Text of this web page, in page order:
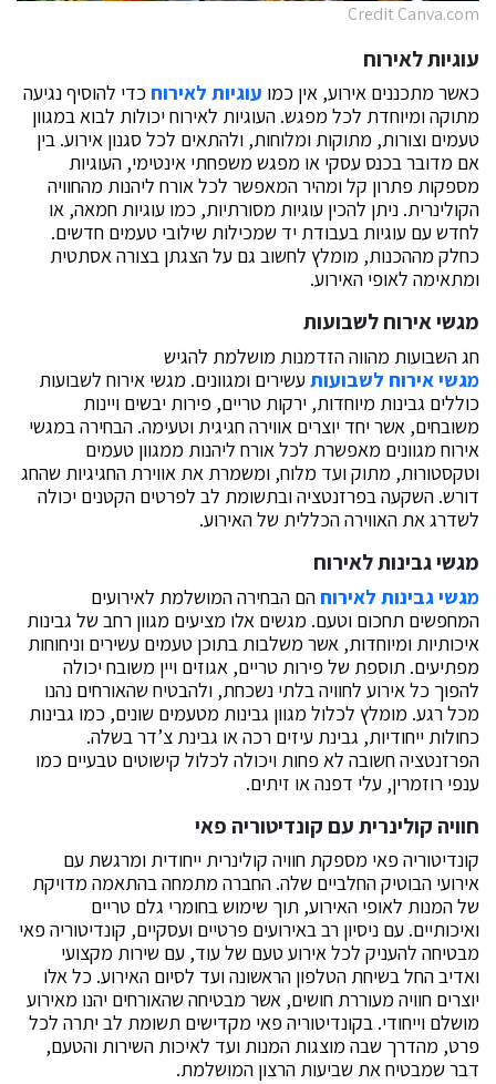
Credit Canva.com
עוגיות לאירוח
כאשר מתכננים אירוע, אין כמו עוגיות לאירוחכדי להוסיף נגיעה
מתוקה ומיוחדת לכל מפגש. העוגיות לאירוח יכולות לבוא במגוון
טעמים וצורות, מתוקות ומלוחות, ולהתאים לכל סגנון אירוע. בין
אם מדובר בכנס עסקי או מפגש משפחתי אינטימי, העוגיות
מספקות פתרון קל ומהיר המאפשר לכל אורח ליהנות מהחוויה
הקולינרית. ניתן להכין עוגיות מסורתיות, כמו עוגיות חמאה, או
לחדש עם עוגיות בעבודת יד שמכילות שילובי טעמים חדשים.
כחלק מההכנות, מומלץ לחשוב גם על הצגתן בצורה אסתטית
ומתאימה לאופי האירוע.
מגשי אירוח לשבועות
חג השבועות מהווה הזדמנות מושלמת להגיש
מגשי אירוח לשבועותעשירים ומגוונים. מגשי אירוח לשבועות
כוללים גבינות מיוחדות, ירקות טריים, פירות יבשים ויינות
משובחים, אשר יחד יוצרים אווירה חגיגית וטעימה. הבחירה במגשי
אירוח מגוונים מאפשרת לכל אורח ליהנות ממגוון טעמים
וטקסטורות, מתוק ועד מלוח, ומשמרת את אווירת החגיגיות שהחג
דורש. השקעה בפרזנטציה ובתשומת לב לפרטים הקטנים יכולה
לשדרג את האווירה הכללית של האירוע.
מגשי גבינות לאירוח
מגשי גבינות לאירוחהם הבחירה המושלמת לאירועים
המחפשים תחכום וטעם. מגשים אלו מציעים מגוון רחב של גבינות
איכותיות ומיוחדות, אשר משלבות בתוכן טעמים עשירים וניחוחות
מפתיעים. תוספת של פירות טריים, אגוזים ויין משובח יכולה
להפוך כל אירוע לחוויה בלתי נשכחת, ולהבטיח שהאורחים נהנו
מכל רגע. מומלץ לכלול מגוון גבינות מטעמים שונים, כמו גבינות
כחולות ייחודיות, גבינת עיזים רכה או גבינת צ’דר בשלה.
הפרזנטציה חשובה לא פחות ויכולה לכלול קישוטים טבעיים כמו
ענפי רוזמרין, עלי דפנה או זיתים.
חוויה קולינרית עם קונדיטוריה פאי
קונדיטוריה פאי מספקת חוויה קולינרית ייחודית ומרגשת עם
אירועי הבוטיק החלביים שלה. החברה מתמחה בהתאמה מדויקת
של המנות לאופי האירוע, תוך שימוש בחומרי גלם טריים
ואיכותיים. עם ניסיון רב באירועים פרטיים ועסקיים, קונדיטוריה פאי
מבטיחה להעניק לכל אירוע טעם של עוד, עם שירות מקצועי
ואדיב החל בשיחת הטלפון הראשונה ועד לסיום האירוע. כל אלו
יוצרים חוויה מעוררת חושים, אשר מבטיחה שהאורחים יהנו מאירוע
מושלם וייחודי. בקונדיטוריה פאי מקדישים תשומת לב יתרה לכל
פרט, מהדרך שבה מוצגות המנות ועד לאיכות השירות והטעם,
דבר שמבטיח את שביעות הרצון המושלמת.